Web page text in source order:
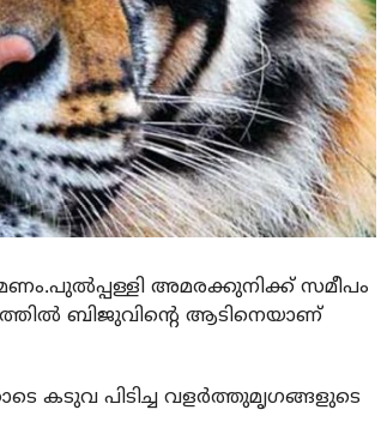
അമരക്കുനിക്ക് സമീപം
ബിജുവിന്റെ ആടിനെയാണ്
കടുവ പിടിച്ച വളര്‍ത്തുമൃഗങ്ങളുടെ